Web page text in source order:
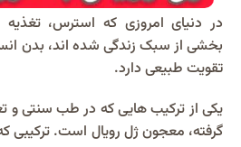
در دنیای امروزی که استرس،
بخشی از سبک زندگی شده‌ اند، بدن
تقویت طبیعی دارد.
یکی از ترکیب‌ هایی که در طب سنتی و
گرفته، معجون ژل رویال است. ترکیبی